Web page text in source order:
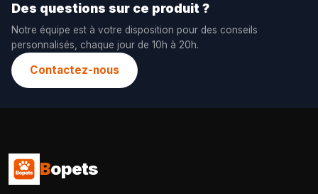
Des questions sur ce produit ?
Notre équipe est à votre disposition pour des conseils
personnalisés, chaque jour de 10h à 20h.
Contactez-nous
Bopets